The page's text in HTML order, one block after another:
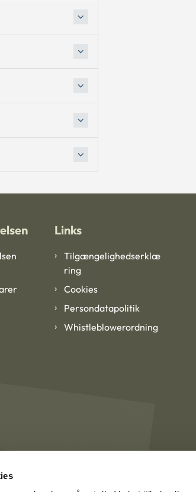
Links
Tilgængelighedserklæ
ring
Cookies
Persondatapolitik
Whistleblowerordning